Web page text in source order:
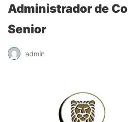
Administrador de
Senior
admin